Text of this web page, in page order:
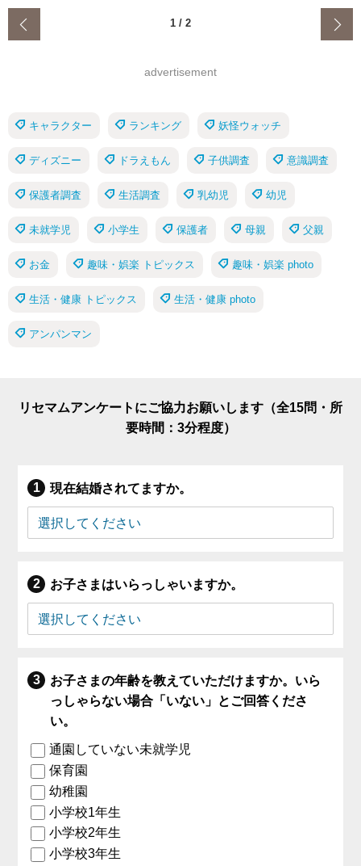
1 / 2
advertisement
キャラクター ランキング 妖怪ウォッチ
ディズニー ドラえもん 子供調査 意識調査
保護者調査 生活調査 乳幼児 幼児
未就学児 小学生 保護者 母親 父親
お金 趣味・娯楽 トピックス 趣味・娯楽 photo
生活・健康 トピックス 生活・健康 photo
アンパンマン
リセマムアンケートにご協力お願いします（全15問・所
要時間：3分程度）
現在結婚されてますか。
お子さまはいらっしゃいますか。
お子さまの年齢を教えていただけますか。いら
っしゃらない場合「いない」とご回答くださ
い。
通園していない未就学児
保育園
幼稚園
小学校1年生
小学校2年生
小学校3年生